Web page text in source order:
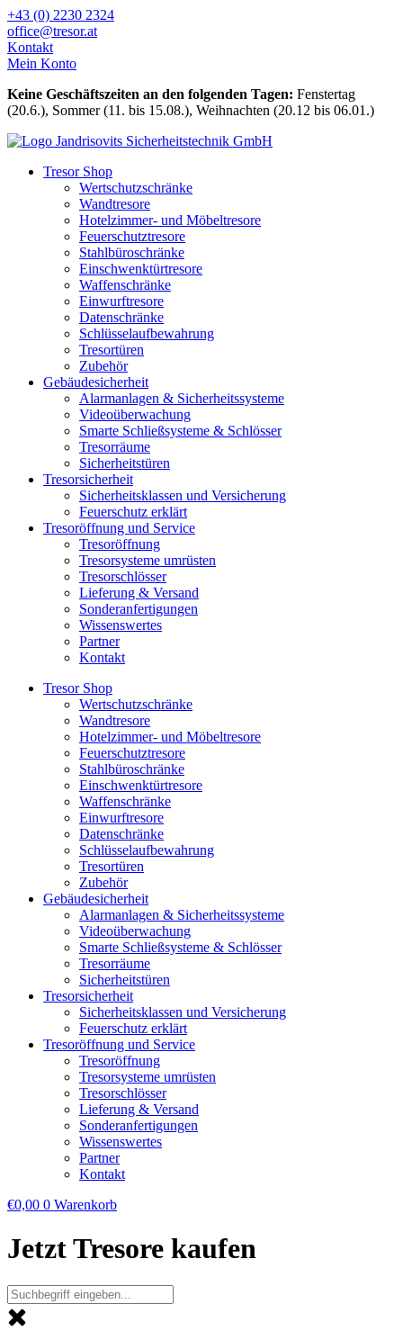
Zum
Inhalt
wechseln
+43 (0) 2230 2324
office@tresor.at
Kontakt
Mein Konto
Keine Geschäftszeiten an den folgenden Tagen: Fenstertag
(20.6.), Sommer (11. bis 15.08.), Weihnachten (20.12 bis 06.01.)
Tresor Shop
Wertschutzschränke
Wandtresore
Hotelzimmer- und Möbeltresore
Feuerschutztresore
Stahlbüroschränke
Einschwenktürtresore
Waffenschränke
Einwurftresore
Datenschränke
Schlüsselaufbewahrung
Tresortüren
Zubehör
Gebäudesicherheit
Alarmanlagen & Sicherheitssysteme
Videoüberwachung
Smarte Schließsysteme & Schlösser
Tresorräume
Sicherheitstüren
Tresorsicherheit
Sicherheitsklassen und Versicherung
Feuerschutz erklärt
Tresoröffnung und Service
Tresoröffnung
Tresorsysteme umrüsten
Tresorschlösser
Lieferung & Versand
Sonderanfertigungen
Wissenswertes
Partner
Kontakt
Tresor Shop
Wertschutzschränke
Wandtresore
Hotelzimmer- und Möbeltresore
Feuerschutztresore
Stahlbüroschränke
Einschwenktürtresore
Waffenschränke
Einwurftresore
Datenschränke
Schlüsselaufbewahrung
Tresortüren
Zubehör
Gebäudesicherheit
Alarmanlagen & Sicherheitssysteme
Videoüberwachung
Smarte Schließsysteme & Schlösser
Tresorräume
Sicherheitstüren
Tresorsicherheit
Sicherheitsklassen und Versicherung
Feuerschutz erklärt
Tresoröffnung und Service
Tresoröffnung
Tresorsysteme umrüsten
Tresorschlösser
Lieferung & Versand
Sonderanfertigungen
Wissenswertes
Partner
Kontakt
€0,00 0 Warenkorb
Jetzt Tresore kaufen